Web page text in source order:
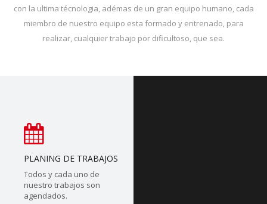
con la ultima técnologia, adémas de un gran equipo humano, cada
miembro de nuestro equipo esta formado y entrenado, para
realizar, cualquier trabajo por dificultoso, que sea.
PLANING DE TRABAJOS
Todos y cada uno de
nuestro trabajos son
agendados.